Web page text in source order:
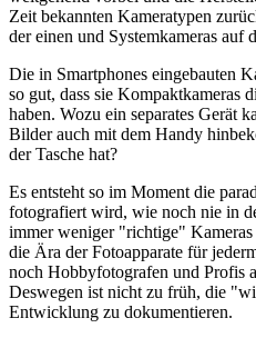
Zeit bekannten Kameratypen
der einen und Systemkameras auf
Die in Smartphones eingebauten
so gut, dass sie Kompaktkameras
haben. Wozu ein separates Gerät
Bilder auch mit dem Handy
der Tasche hat?
Es entsteht so im Moment die
fotografiert wird, wie noch nie in
immer weniger "richtige"
die Ära der Fotoapparate für
noch Hobbyfotografen und Profis
Deswegen ist nicht zu früh, die
Entwicklung zu dokumentieren.